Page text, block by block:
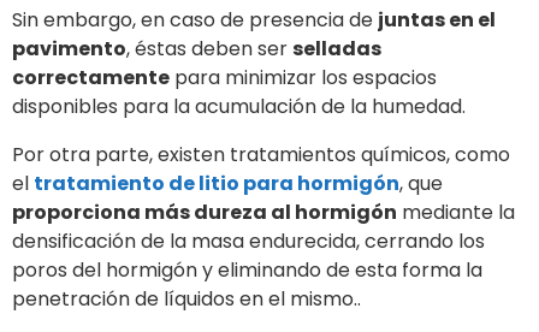
Sin embargo, en caso de presencia de juntas en el
pavimento, éstas deben serselladas
correctamente para minimizar los espacios
disponibles para la acumulación de la humedad.
Por otra parte, existen tratamientos químicos, como
el tratamiento de litio para hormigón, que
proporciona más dureza al hormigón mediante la
densificación de la masa endurecida, cerrando los
poros del hormigón y eliminando de esta forma la
penetración de líquidos en el mismo..